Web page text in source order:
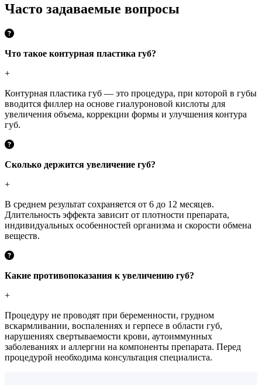
Часто задаваемые вопросы
Что такое контурная пластика губ?
+
Контурная пластика губ — это процедура, при которой в губы
вводится филлер на основе гиалуроновой кислоты для
увеличения объема, коррекции формы и улучшения контура
губ.
Сколько держится увеличение губ?
+
В среднем результат сохраняется от 6 до 12 месяцев.
Длительность эффекта зависит от плотности препарата,
индивидуальных особенностей организма и скорости обмена
веществ.
Какие противопоказания к увеличению губ?
+
Процедуру не проводят при беременности, грудном
вскармливании, воспалениях и герпесе в области губ,
нарушениях свертываемости крови, аутоиммунных
заболеваниях и аллергии на компоненты препарата. Перед
процедурой необходима консультация специалиста.